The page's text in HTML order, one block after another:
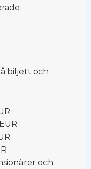
biljett och
och